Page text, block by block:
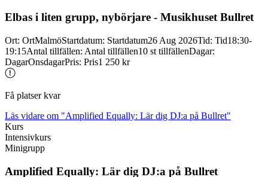
Elbas i liten grupp, nybörjare - Musikhuset Bullret
Ort: OrtMalmöStartdatum: Startdatum26 Aug 2026Tid: Tid18:30-
19:15Antal tillfällen: Antal tillfällen10 st tillfällenDagar:
DagarOnsdagarPris: Pris1 250 kr
Få platser kvar
Läs vidare om "Amplified Equally: Lär dig DJ:a på Bullret"
Kurs
Intensivkurs
Minigrupp
Amplified Equally: Lär dig DJ:a på Bullret